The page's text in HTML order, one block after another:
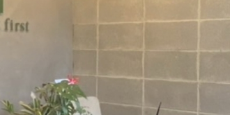
可能性を最
目的とし社会に永続